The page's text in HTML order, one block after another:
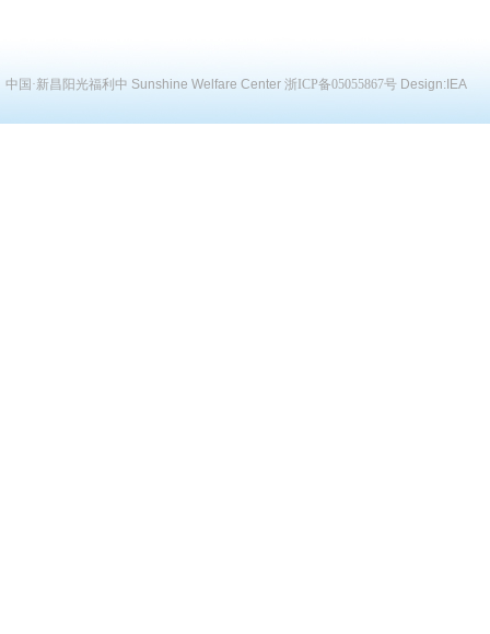
中国·新昌阳光福利中 Sunshine Welfare Center 浙ICP备05055867号 Design: IEA